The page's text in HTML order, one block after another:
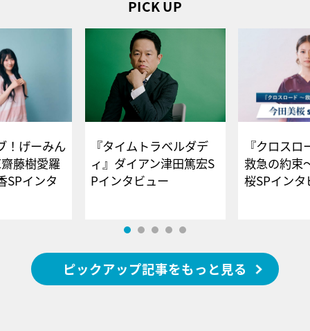
PICK UP
！げーみん
藤樹愛羅
SPインタ
『タイムトラベルダデ
ィ』ダイアン津田篤宏S
Pインタビュー
『クロス
救急の約束
桜SPイ
ピックアップ記事をもっと見る